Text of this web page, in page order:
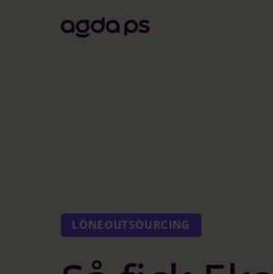
LÖNEOUTSOURCING